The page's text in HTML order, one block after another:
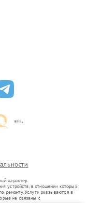
характер.
устройств, в отношении которых
ремонту. Услуги оказываются в
не связаны с